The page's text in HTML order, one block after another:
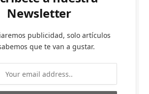
Newsletter
publicidad, solo artículos
que te van a gustar.